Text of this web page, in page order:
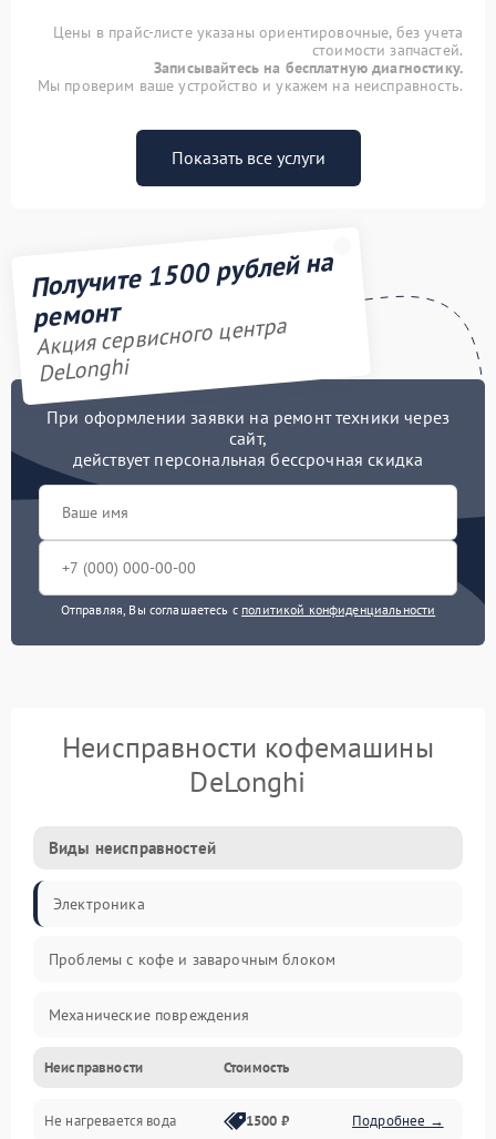
Цены в прайс-листе указаны ориентировочные, без учета
стоимости запчастей.
Записывайтесь на бесплатную диагностику.
Мы проверим ваше устройство и укажем на неисправность.
Показать все услуги
Получите 1500 рублей на
ремонт
Акция сервисного центра
DeLonghi
При оформлении заявки на ремонт техники через
сайт,
действует персональная бессрочная скидка
Отправляя, Вы соглашаетесь с политикой конфиденциальности
Неисправности кофемашины
DeLonghi
Виды неисправностей
Электроника
Проблемы с кофе и заварочным блоком
Механические повреждения
Прочие неисправности
Включение и работа
Неисправности Стоимость
Не нагревается вода 1500 ₽ Подробнее →